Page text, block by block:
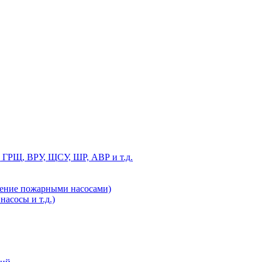
ГРЩ, ВРУ, ЩСУ, ШР, АВР и т.д.
пожарными насосами)
и т.д.)